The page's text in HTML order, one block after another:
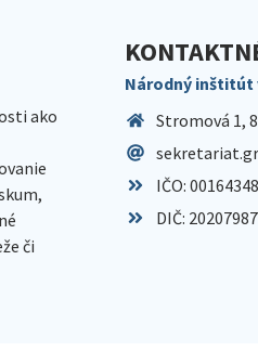
ako
či
Národný inštitút
Stromová 1,
IČO: 00164348
DIČ: